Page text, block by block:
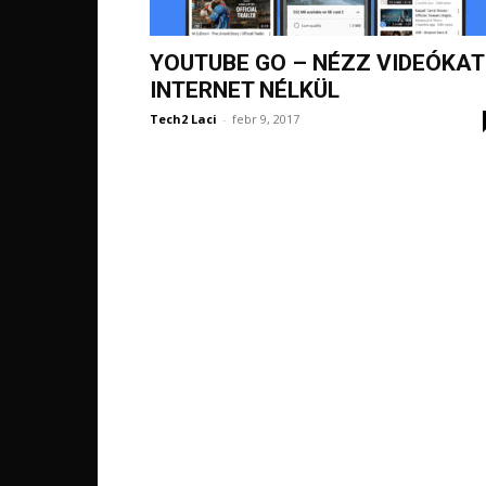
YOUTUBE GO – NÉZZ VIDEÓKAT
INTERNET NÉLKÜL
Tech2 Laci - febr 9, 2017